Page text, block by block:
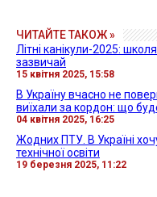
ЧИТАЙТЕ ТАКОЖ »
Літні канікули-2025:
зазвичай
15 квітня 2025, 15:58
В Україну вчасно не
виїхали за кордон: що
04 квітня 2025, 16:25
Жодних ПТУ. В Україні
технічної освіти
19 березня 2025, 11:22